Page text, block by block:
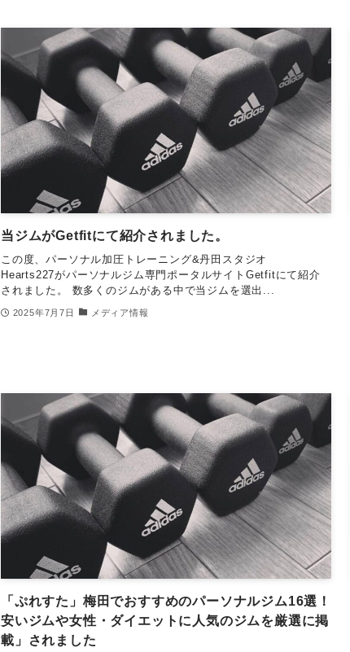
当ジムがGetfitにて紹介されました。
この度、パーソナル加圧トレーニング&丹田スタジオ
Hearts227がパーソナルジム専門ポータルサイトGetfitにて紹介
されました。 数多くのジムがある中で当ジムを選出...
2025年7月7日 メディア情報
「ぷれすた」梅田でおすすめのパーソナルジム16選！
安いジムや女性・ダイエットに人気のジムを厳選に掲
載」されました